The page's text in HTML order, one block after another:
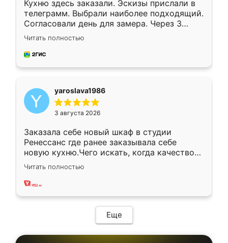
Кухню здесь заказали. Эскизы прислали в
телеграмм. Выбрали наиболее подходящий.
Согласовали день для замера. Через 3
недели кухня была уже готова. Остались
довольны работой. Спасибо Ренессанс
мебель за качественную работу!
Читать полностью
yaroslava1986
3 августа 2026
Заказала себе новый шкаф в студии
Ренессанс где ранее заказывала себе
новую кухню.Чего искать, когда качеством
вполне довольна. Служит кухня уже почти
два года, нареканий нет.
Читать полностью
Еще